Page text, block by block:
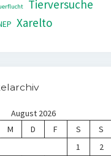
Tierversuche
Xarelto
August 2026
M D F S
S
1
2